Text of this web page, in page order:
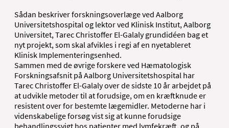
Sådan beskriver forskningsoverlæge ved Aalborg
Universitetshospital og lektor ved Klinisk Institut, Aalborg
Universitet, Tarec Christoffer El-Galaly grundidéen bag et
nyt projekt, som skal afvikles i regi af en nyetableret
Klinisk Implementeringsenhed.
Sammen med de øvrige forskere ved Hæmatologisk
Forskningsafsnit på Aalborg Universitetshospital har
Tarec Christoffer El-Galaly over de sidste 10 år arbejdet på
at udvikle metoder til at forudsige, om en kræftknude er
resistent over for bestemte lægemidler. Metoderne har i
videnskabelige forsøg vist sig at kunne forudsige